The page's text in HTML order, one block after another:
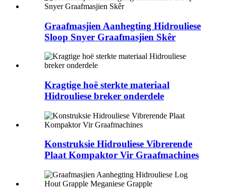
Graafmasjien Aanhegting Hidrouliese
Sloop Snyer Graafmasjien Skêr
Kragtige hoë sterkte materiaal
Hidrouliese breker onderdele
Konstruksie Hidrouliese Vibrerende
Plaat Kompaktor Vir Graafmachines